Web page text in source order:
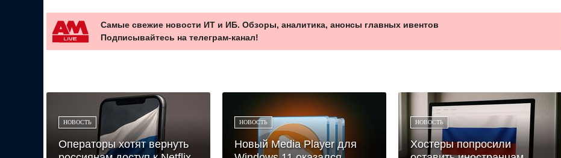
Самые свежие новости ИТ и ИБ. Обзоры, аналитика, анонсы главных ивентов
Подписывайтесь на телеграм-канал!
НОВОСТЬ
Операторы хотят вернуть
НОВОСТЬ
Новый Media Player для
НОВОСТЬ
Хостеры попросили